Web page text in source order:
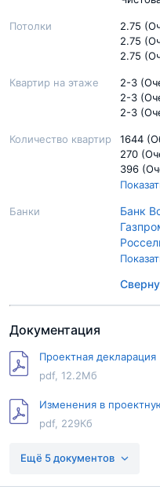
Потолки
2.75
2.75
2.75
Квартир на этаже
2-3
2-3
2-3
Количество квартир
1644
270
396
270
Банки
Банк
Сбер
Документация
Проектная декларация
pdf, 12.2Мб
Изменения в
pdf, 229Кб
Разрешение на ввод 5
Ещё 5 документов